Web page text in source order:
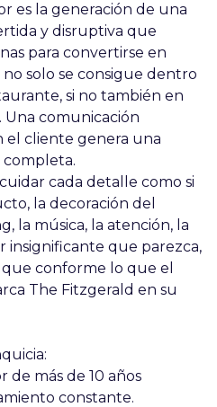
es la generación de una
y disruptiva que
para convertirse en
solo se consigue dentro
si no también en
Una comunicación
el cliente genera una
completa.
cada detalle como si
la decoración del
la música, la atención, la
insignificante que parezca,
conforme lo que el
The Fitzgerald en su
de más de 10 años
constante.